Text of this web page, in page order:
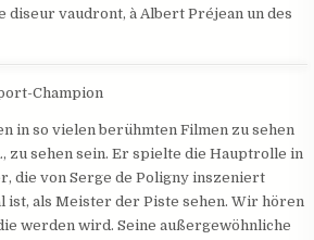
diseur vaudront, à Albert Préjean un des
Champion
in so vielen berühmten Filmen zu sehen
zu sehen sein. Er spielte die Hauptrolle in
die von Serge de Poligny inszeniert
als Meister der Piste sehen. Wir hören
werden wird. Seine außergewöhnliche